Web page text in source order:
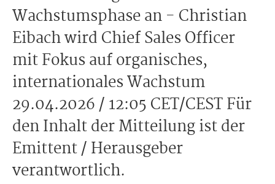
Wachstumsphase an - Christian
Eibach wird Chief Sales Officer
mit Fokus auf organisches,
internationales Wachstum
29.04.2026 / 12:05 CET/CEST Für
den Inhalt der Mitteilung ist der
Emittent / Herausgeber
verantwortlich.